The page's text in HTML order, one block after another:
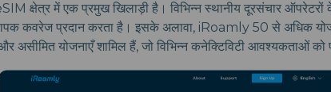
क्षेत्र में एक प्रमुख खिलाड़ी है। विभिन्न स्थानीय दूरसंचार
कवरेज प्रदान करता है। इसके अलावा, iRoamly 50 से अधिक
योजनाएँ शामिल हैं, जो विभिन्न कनेक्टिविटी आवश्यकताओं को